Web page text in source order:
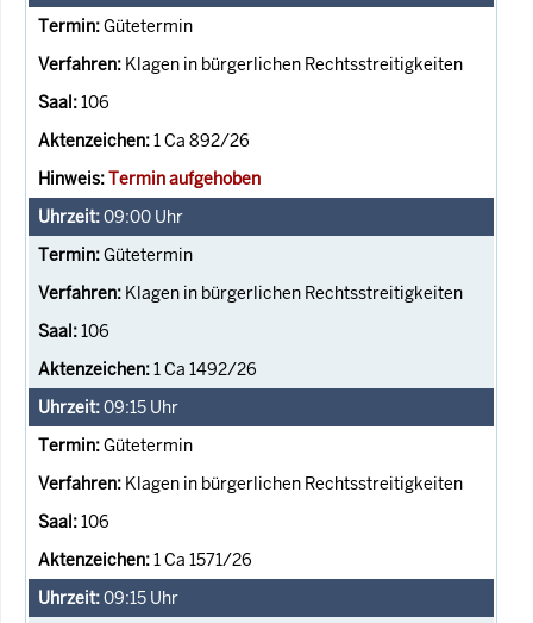
Gütetermin
Klagen in bürgerlichen Rechtsstreitigkeiten
106
1 Ca 892/26
Termin aufgehoben
09:00 Uhr
Gütetermin
Klagen in bürgerlichen Rechtsstreitigkeiten
106
1 Ca 1492/26
09:15 Uhr
Gütetermin
Klagen in bürgerlichen Rechtsstreitigkeiten
106
1 Ca 1571/26
09:15 Uhr